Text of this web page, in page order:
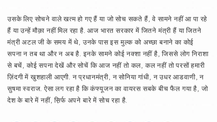
उसके लिए सोचने वाले खत्म हो गए हैं या जो सोच सकते हैं, वे सामने नहीं आ पा रहे
हैं या उन्हें मौक़ा नहीं मिल रहा है. आज भारत सरकार में जितने मंत्री हैं या जितने
मंत्री अटल जी के समय में थे, उनके पास इस मुल्क को अच्छा बनाने का कोई
सपना न तब था और न अब है. इनके सामने कोई नक्शा नहीं है, जिससे लोग निराशा
से बचें, कोई सपना देखें और सोचें कि आज नहीं तो कल, कल नहीं तो परसों हमारी
ज़िंदगी में खुशहाली आएगी. न प्रधानमंत्री, न सोनिया गांधी, न उधर आडवाणी, न
सुषमा स्वराज. ऐसा लग रहा है कि कंफ्यूजन का वायरस सबके बीच फैल गया है, जो
देश के बारे में नहीं, स़िर्फ अपने बारे में सोच रहा है.